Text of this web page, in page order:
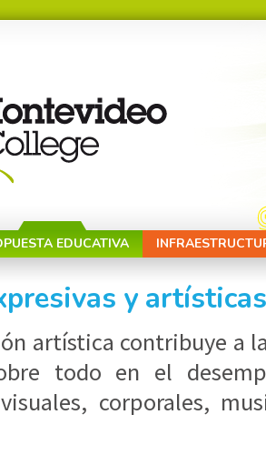
EDUCATIVA
y artísticas
artística contribuye a
todo en el
corporales,